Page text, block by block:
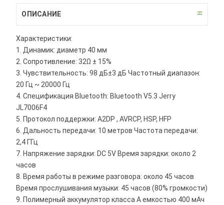
ОПИСАНИЕ
Характеристики:
1. Динамик: диаметр 40 мм
2. Сопротивление: 32Ω ± 15%
3. Чувствительность: 98 дБ±3 дБ Частотный диапазон:
20 Гц ~ 20000 Гц
4. Спецификация Bluetooth: Bluetooth V5.3 Jerry
JL7006F4
5. Протокол поддержки: A2DP , AVRCP, HSP, HFP
6. Дальность передачи: 10 метров Частота передачи:
2,4 ГГц
7. Напряжение зарядки: DC 5V Время зарядки: около 2
часов
8. Время работы в режиме разговора: около 45 часов
Время прослушивания музыки: 45 часов (80% громкости)
9. Полимерный аккумулятор класса А емкостью 400 мАч